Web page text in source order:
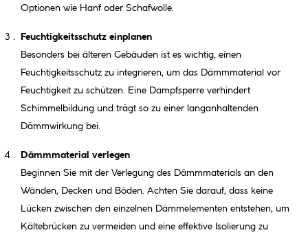
Optionen wie Hanf oder Schafwolle.
Feuchtigkeitsschutz einplanen
Besonders bei älteren Gebäuden ist es wichtig, einen
Feuchtigkeitsschutz zu integrieren, um das Dämmmaterial vor
Feuchtigkeit zu schützen. Eine Dampfsperre verhindert
Schimmelbildung und trägt so zu einer langanhaltenden
Dämmwirkung bei.
Dämmmaterial verlegen
Beginnen Sie mit der Verlegung des Dämmmaterials an den
Wänden, Decken und Böden. Achten Sie darauf, dass keine
Lücken zwischen den einzelnen Dämmelementen entstehen, um
Kältebrücken zu vermeiden und eine effektive Isolierung zu